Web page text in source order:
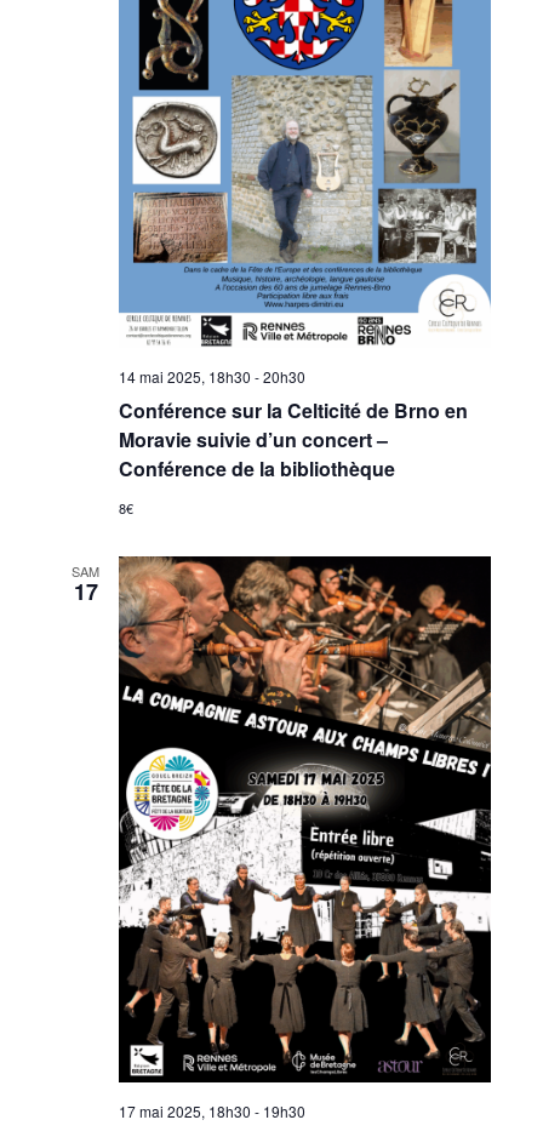
14 mai 2025, 18h30 -20h30
Conférence sur la Celticité de Brno en
Moravie suivie d’un concert –
Conférence de la bibliothèque
8€
SAM
17
17 mai 2025, 18h30 - 19h30